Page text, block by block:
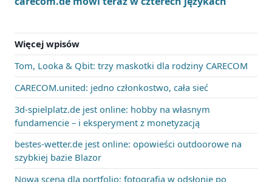
Więcej wpisów
Tom, Looka & Qbit: trzy maskotki dla rodziny CARECOM
CARECOM.united: jedno członkostwo, cała sieć
3d-spielplatz.de jest online: hobby na własnym
fundamencie – i eksperyment z monetyzacją
bestes-wetter.de jest online: opowieści outdoorowe na
szybkiej bazie Blazor
Nowa scena dla portfolio: fotografia w odsłonie po